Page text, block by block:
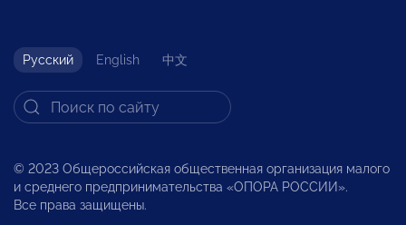
Русский English 中文
© 2023 Общероссийская общественная организация малого
и среднего предпринимательства «ОПОРА РОССИИ».
Все права защищены.